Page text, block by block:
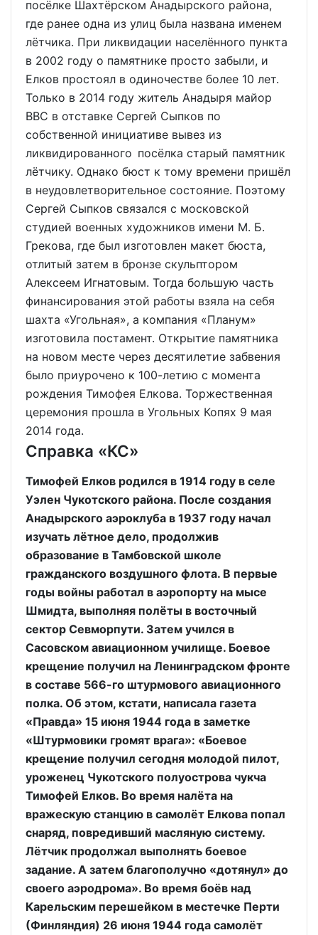
посёлке Шахтёрском Анадырского района,
где ранее одна из улиц была названа именем
лётчика. При ликвидации населённого пункта
в 2002 году о памятнике просто забыли, и
Елков простоял в одиночестве более 10 лет.
Только в 2014 году житель Анадыря майор
ВВС в отставке Сергей Сыпков по
собственной инициативе вывез из
ликвидированного посёлка старый памятник
лётчику. Однако бюст к тому времени пришёл
в неудовлетворительное состояние. Поэтому
Сергей Сыпков связался с московской
студией военных художников имени М. Б.
Грекова, где был изготовлен макет бюста,
отлитый затем в бронзе скульптором
Алексеем Игнатовым. Тогда большую часть
финансирования этой работы взяла на себя
шахта «Угольная», а компания «Планум»
изготовила постамент. Открытие памятника
на новом месте через десятилетие забвения
было приурочено к 100-летию с момента
рождения Тимофея Елкова. Торжественная
церемония прошла в Угольных Копях 9 мая
2014 года.
Справка «КС»
Тимофей Елков родился в 1914 году в селе
Уэлен Чукотского района. После создания
Анадырского аэроклуба в 1937 году начал
изучать лётное дело, продолжив
образование в Тамбовской школе
гражданского воздушного флота. В первые
годы войны работал в аэропорту на мысе
Шмидта, выполняя полёты в восточный
сектор Севморпути. Затем учился в
Сасовском авиационном училище. Боевое
крещение получил на Ленинградском фронте
в составе 566-го штурмового авиационного
полка. Об этом, кстати, написала газета
«Правда» 15 июня 1944 года в заметке
«Штурмовики громят врага»: «Боевое
крещение получил сегодня молодой пилот,
уроженец Чукотского полуострова чукча
Тимофей Елков. Во время налёта на
вражескую станцию в самолёт Елкова попал
снаряд, повредивший масляную систему.
Лётчик продолжал выполнять боевое
задание. А затем благополучно «дотянул» до
своего аэродрома». Во время боёв над
Карельским перешейком в местечке Перти
(Финляндия) 26 июня 1944 года самолёт